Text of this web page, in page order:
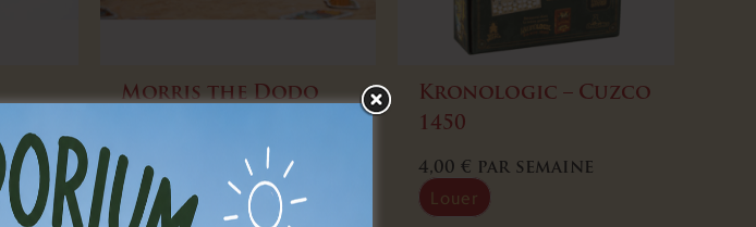
Morris the Dodo
Louer
Kronologic – Cuzco
1450
4,00€ par semaine
Louer